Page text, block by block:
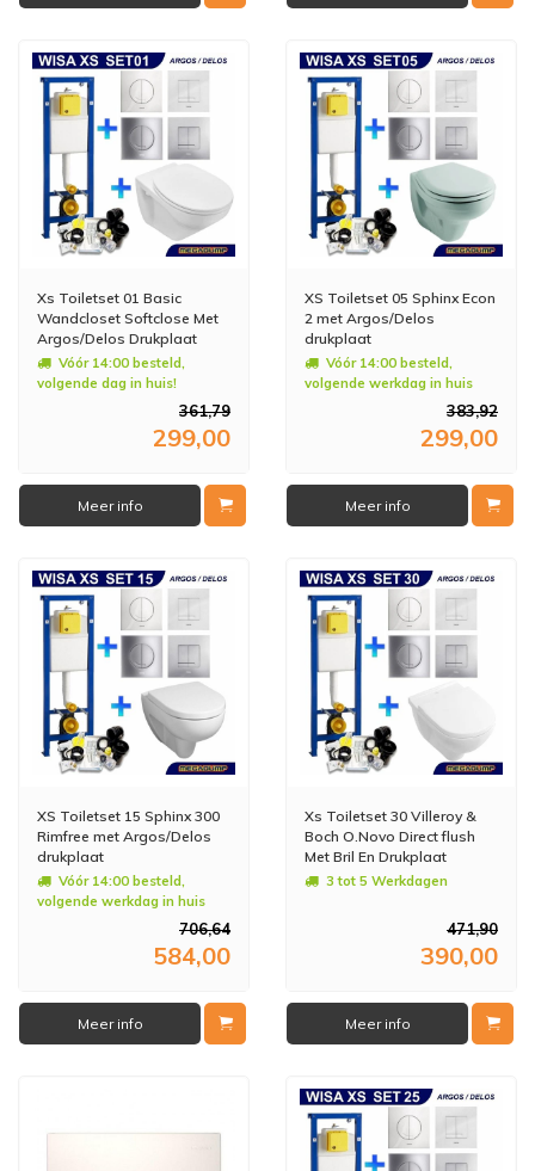
Xs Toiletset 01 Basic
Wandcloset Softclose Met
Argos/Delos Drukplaat
Vóór 14:00 besteld,
volgende dag in huis!
361,79
299,00
Meer info
XS Toiletset 05 Sphinx Econ
2 met Argos/Delos
drukplaat
Vóór 14:00 besteld,
volgende werkdag in huis
383,92
299,00
Meer info
XS Toiletset 15 Sphinx 300
Rimfree met Argos/Delos
drukplaat
Vóór 14:00 besteld,
volgende werkdag in huis
706,64
584,00
Meer info
Xs Toiletset 30 Villeroy &
Boch O.Novo Direct flush
Met Bril En Drukplaat
3 tot 5 Werkdagen
471,90
390,00
Meer info